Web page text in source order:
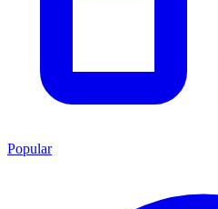
Popular